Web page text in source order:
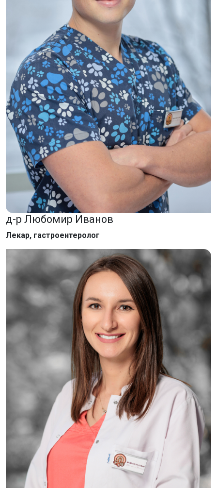
д-р Любомир Иванов
Лекар, гастроентеролог